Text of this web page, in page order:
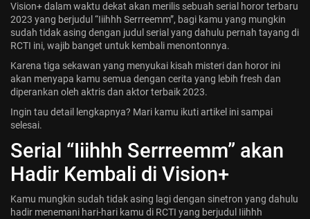
Indonesia vs Kamboja Hari Ini...
July 27, 2026 4 Min
Formula 1 Hungarian Grand Prix...
July 23, 2026 4 Min
Jadwal ASEAN Hyundai Cup 2026...
July 22, 2026 3 Min
Vision+ dalam waktu dekat akan merilis sebuah serial horor terbaru
2023 yang berjudul “Iiihhh Serrreemm”, bagi kamu yang mungkin
sudah tidak asing dengan judul serial yang dahulu pernah tayang di
RCTI ini, wajib banget untuk kembali menontonnya.
Karena tiga sekawan yang menyukai kisah misteri dan horor ini
akan menyapa kamu semua dengan cerita yang lebih fresh dan
diperankan oleh aktris dan aktor terbaik 2023.
Ingin tau detail lengkapnya? Mari kamu ikuti artikel ini sampai
selesai.
Serial “Iiihhh Serrreemm” akan
Hadir Kembali di Vision+
Kamu mungkin sudah tidak asing lagi dengan sinetron yang dahulu
hadir menemani hari-hari kamu di RCTI yang berjudul Iiihhh